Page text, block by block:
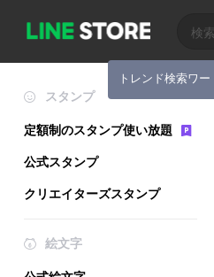
トレンド検索ワ
スタンプ
定額制のスタンプ使い放題
公式スタンプ
クリエイターズスタンプ
絵文字